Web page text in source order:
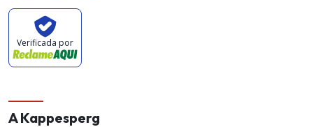
Verificada por
A Kappesperg